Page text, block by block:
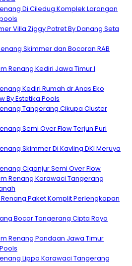
Di Ciledug Komplek Larangan
Villa Ziggy Potret By Danang Seta
Skimmer dan Bocoran RAB
Renang Kediri Jawa Timur I
Kediri Rumah dr.Anas Eko
By Estetika Pools
Tangerang Cikupa Cluster
Semi Over Flow Terjun Puri
Skimmer Di Kavling DKI Meruya
Ciganjur Semi Over Flow
Renang Karawaci Tangerang
Paket Komplit Perlengkapan
Bocor Tangerang Cipta Raya
Renang Pandaan Jawa Timur
Lippo Karawaci Tangerang